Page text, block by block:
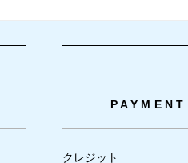
PAYMENT
クレジット